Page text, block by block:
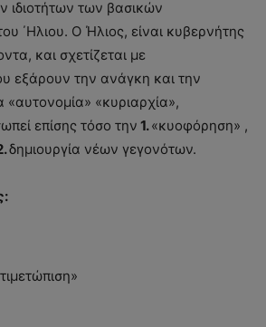
ιδιοτήτων των βασικών
΄Ηλιου. Ο Ήλιος, είναι κυβερνήτης
και σχετίζεται με
εξάρουν την ανάγκη και την
«αυτονομία» «κυριαρχία»,
επίσης τόσο την 1.«κυοφόρηση» ,
δημιουργία νέων γεγονότων.